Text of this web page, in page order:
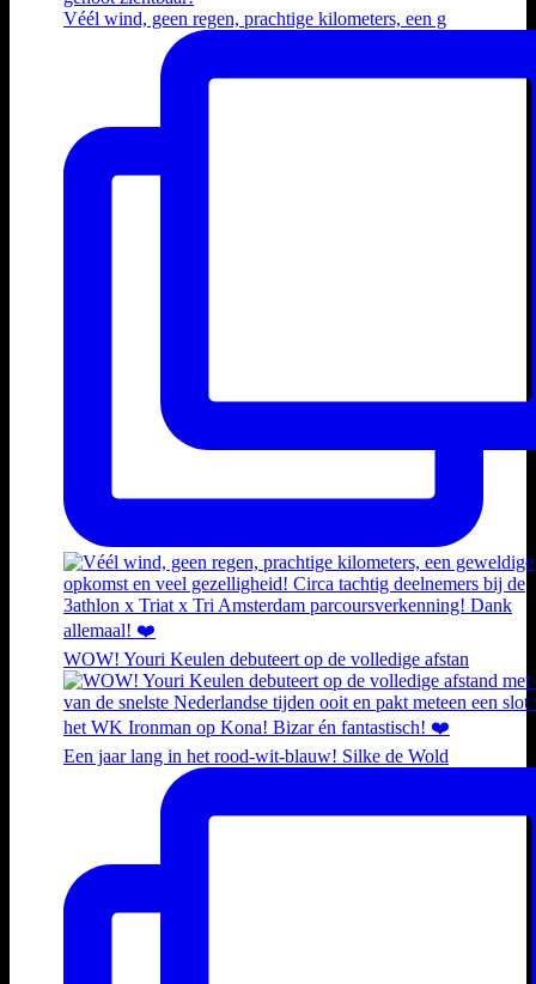
Véél wind, geen regen, prachtige kilometers, een g
WOW! Youri Keulen debuteert op de volledige afstan
Een jaar lang in het rood-wit-blauw! Silke de Wold